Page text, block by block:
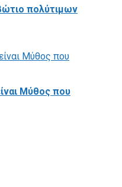
πολύτιμων
Μύθος που